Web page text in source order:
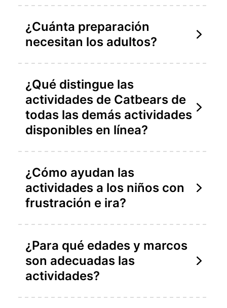
¿Cuánta preparación
necesitan los adultos?
¿Qué distingue las
actividades de Catbears de
todas las demás actividades
disponibles en línea?
¿Cómo ayudan las
actividades a los niños con
frustración e ira?
¿Para qué edades y marcos
son adecuadas las
actividades?